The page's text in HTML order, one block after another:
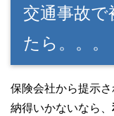
交通事故で
たら。。。
保険会社から提示
納得いかないなら、